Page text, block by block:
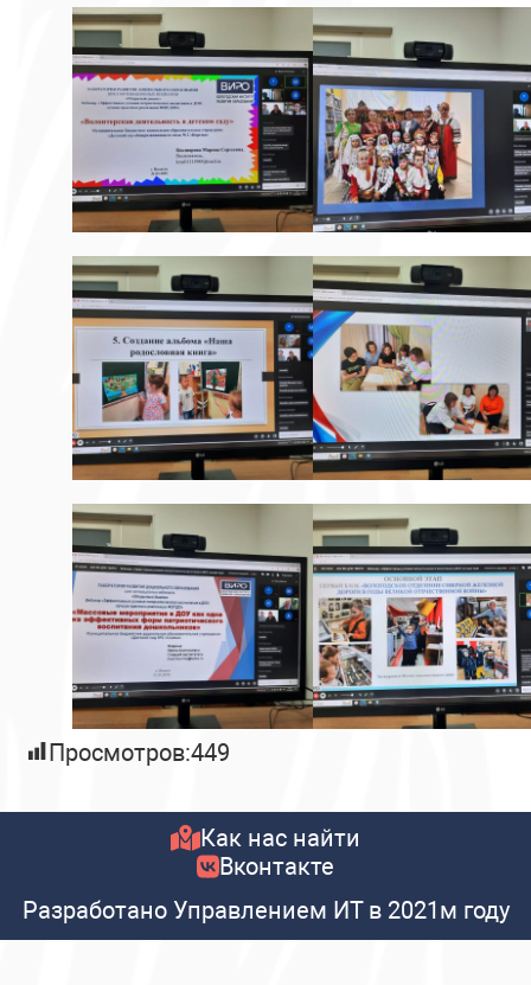
Просмотров:449
Как нас найти
Вконтакте
Разработано Управлением ИТ в 2021м году